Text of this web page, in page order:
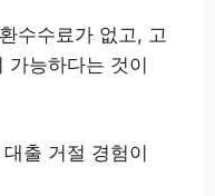
수수료가 없고, 고
가능하다는 것이
출 거절 경험이